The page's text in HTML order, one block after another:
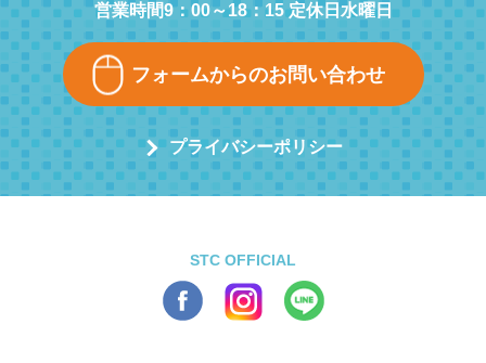
営業時間9：00～18：15 定休日水曜日
フォームからのお問い合わせ
プライバシーポリシー
STC OFFICIAL